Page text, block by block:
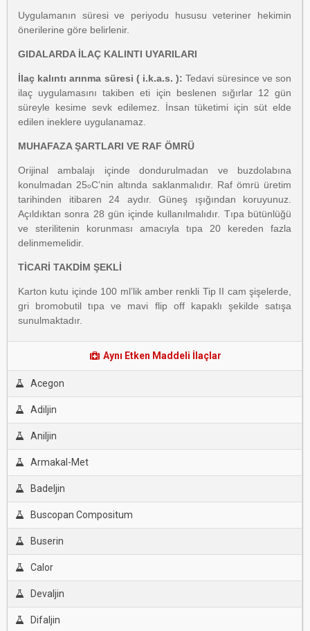
Uygulamanın süresi ve periyodu hususu veteriner hekimin
önerilerine göre belirlenir.
GIDALARDA İLAÇ KALINTI UYARILARI
İlaç kalıntı arınma süresi ( i.k.a.s. ): Tedavi süresince ve son
ilaç uygulamasını takiben eti için beslenen sığırlar 12 gün
süreyle kesime sevk edilemez. İnsan tüketimi için süt elde
edilen ineklere uygulanamaz.
MUHAFAZA ŞARTLARI VE RAF ÖMRÜ
Orijinal ambalajı içinde dondurulmadan ve buzdolabına
konulmadan 25oC’nin altında saklanmalıdır. Raf ömrü üretim
tarihinden itibaren 24 aydır. Güneş ışığından koruyunuz.
Açıldıktan sonra 28 gün içinde kullanılmalıdır. Tıpa bütünlüğü
ve sterilitenin korunması amacıyla tıpa 20 kereden fazla
delinmemelidir.
TİCARİ TAKDİM ŞEKLİ
Karton kutu içinde 100 ml’lik amber renkli Tip II cam şişelerde,
gri bromobutil tıpa ve mavi flip off kapaklı şekilde satışa
sunulmaktadır.
Aynı Etken Maddeli İlaçlar
Acegon
Adiljin
Aniljin
Armakal-Met
Badeljin
Buscopan Compositum
Buserin
Calor
Devaljin
Difaljin